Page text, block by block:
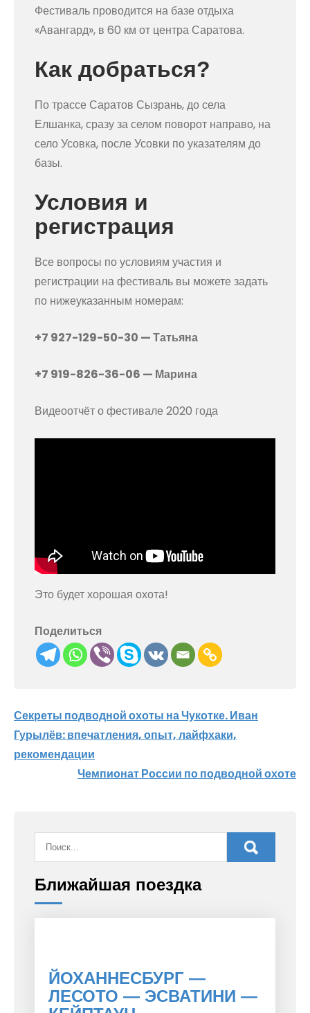
Фестиваль проводится на базе отдыха
«Авангард», в 60 км от центра Саратова.
Как добраться?
По трассе Саратов Сызрань, до села
Елшанка, сразу за селом поворот направо, на
село Усовка, после Усовки по указателям до
базы.
Условия и
регистрация
Все вопросы по условиям участия и
регистрации на фестиваль вы можете задать
по нижеуказанным номерам:
+7 927-129-50-30 — Татьяна
+7 919-826-36-06 — Марина
Видеоотчёт о фестивале 2020 года
Это будет хорошая охота!
Поделиться
Навигация
по
записям
Секреты подводной охоты на Чукотке. Иван
Гурылёв: впечатления, опыт, лайфхаки,
рекомендации
Чемпионат России по подводной охоте
Ближайшая поездка
ЙОХАННЕСБУРГ —
ЛЕСОТО — ЭСВАТИНИ —